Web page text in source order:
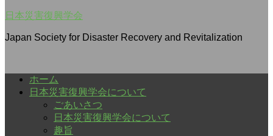
日本災害復興学会
Japan Society for Disaster Recovery and Revitalization
ホーム
日本災害復興学会について
ごあいさつ
日本災害復興学会について
趣旨